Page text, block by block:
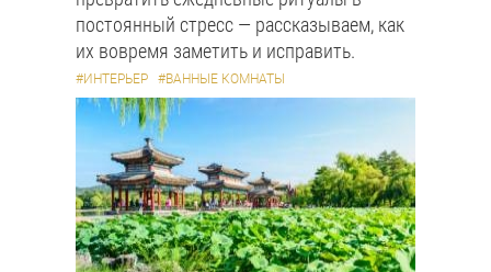
постоянный стресс — рассказываем, как
их вовремя заметить и исправить.
#ИНТЕРЬЕР #ВАННЫЕ КОМНАТЫ